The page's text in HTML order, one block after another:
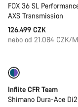
FOX 36 SL
AXS Transmission
126.499 CZK
nebo od 21.084 CZK/
Inflite CFR Team
Shimano Dura-Ace